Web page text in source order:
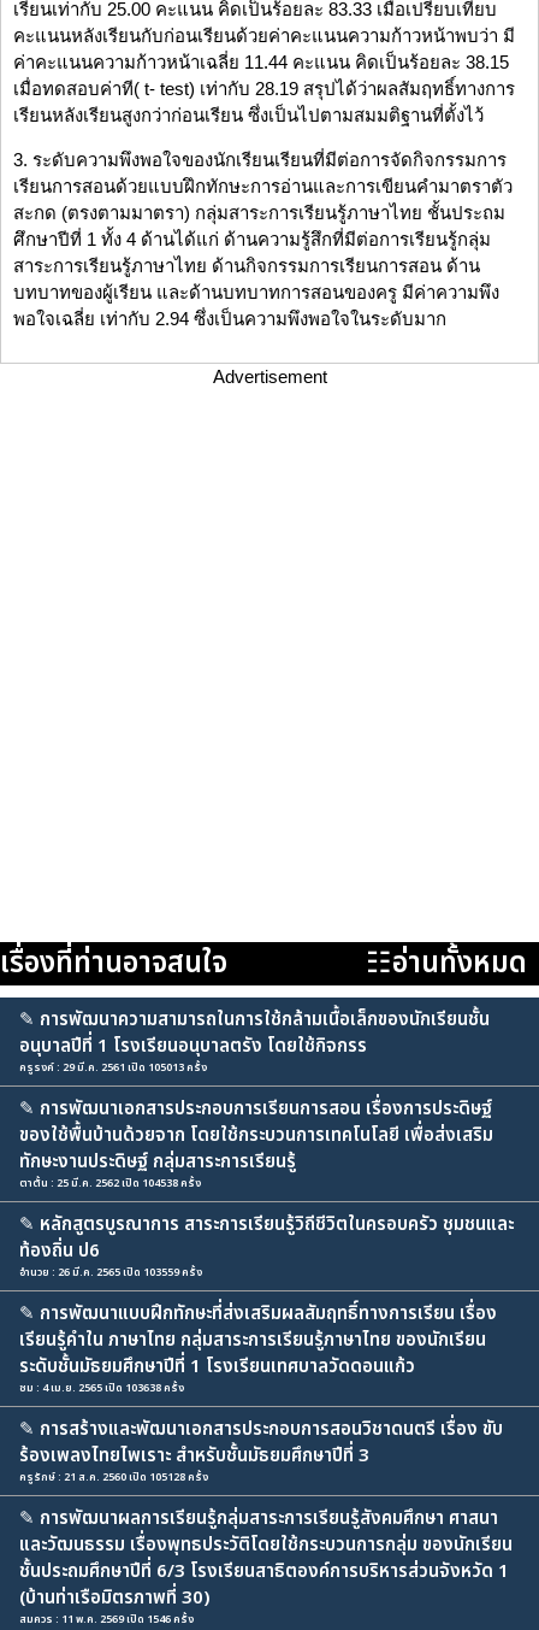
เรียนเท่ากับ 25.00 คะแนน คิดเป็นร้อยละ 83.33 เมื่อเปรียบเทียบ
คะแนนหลังเรียนกับก่อนเรียนด้วยค่าคะแนนความก้าวหน้าพบว่า มี
ค่าคะแนนความก้าวหน้าเฉลี่ย 11.44 คะแนน คิดเป็นร้อยละ 38.15
เมื่อทดสอบค่าที( t- test) เท่ากับ 28.19 สรุปได้ว่าผลสัมฤทธิ์ทางการ
เรียนหลังเรียนสูงกว่าก่อนเรียน ซึ่งเป็นไปตามสมมติฐานที่ตั้งไว้
3. ระดับความพึงพอใจของนักเรียนเรียนที่มีต่อการจัดกิจกรรมการ
เรียนการสอนด้วยแบบฝึกทักษะการอ่านและการเขียนคำมาตราตัว
สะกด (ตรงตามมาตรา) กลุ่มสาระการเรียนรู้ภาษาไทย ชั้นประถม
ศึกษาปีที่ 1 ทั้ง 4 ด้านได้แก่ ด้านความรู้สึกที่มีต่อการเรียนรู้กลุ่ม
สาระการเรียนรู้ภาษาไทย ด้านกิจกรรมการเรียนการสอน ด้าน
บทบาทของผู้เรียน และด้านบทบาทการสอนของครู มีค่าความพึง
พอใจเฉลี่ย เท่ากับ 2.94 ซึ่งเป็นความพึงพอใจในระดับมาก
Advertisement
เรื่องที่ท่านอาจสนใจ ☷อ่านทั้งหมด
✎ การพัฒนาความสามารถในการใช้กล้ามเนื้อเล็กของนักเรียนชั้น
อนุบาลปีที่ 1 โรงเรียนอนุบาลตรัง โดยใช้กิจกรร
ครูรงค์ : 29 มี.ค. 2561 เปิด 105013 ครั้ง
✎ การพัฒนาเอกสารประกอบการเรียนการสอน เรื่องการประดิษฐ์
ของใช้พื้นบ้านด้วยจาก โดยใช้กระบวนการเทคโนโลยี เพื่อส่งเสริม
ทักษะงานประดิษฐ์ กลุ่มสาระการเรียนรู้
ตาตั้น : 25 มี.ค. 2562 เปิด 104538 ครั้ง
✎ หลักสูตรบูรณาการ สาระการเรียนรู้วิถีชีวิตในครอบครัว ชุมชนและ
ท้องถิ่น ป6
อำนวย : 26 มี.ค. 2565 เปิด 103559 ครั้ง
✎ การพัฒนาแบบฝึกทักษะที่ส่งเสริมผลสัมฤทธิ์ทางการเรียน เรื่อง
เรียนรู้คำใน ภาษาไทย กลุ่มสาระการเรียนรู้ภาษาไทย ของนักเรียน
ระดับชั้นมัธยมศึกษาปีที่ 1 โรงเรียนเทศบาลวัดดอนแก้ว
ชม : 4 เม.ย. 2565 เปิด 103638 ครั้ง
✎ การสร้างและพัฒนาเอกสารประกอบการสอนวิชาดนตรี เรื่อง ขับ
ร้องเพลงไทยไพเราะ สำหรับชั้นมัธยมศึกษาปีที่ 3
ครูรักษ์ : 21 ส.ค. 2560 เปิด 105128 ครั้ง
✎ การพัฒนาผลการเรียนรู้กลุ่มสาระการเรียนรู้สังคมศึกษา ศาสนา
และวัฒนธรรม เรื่องพุทธประวัติโดยใช้กระบวนการกลุ่ม ของนักเรียน
ชั้นประถมศึกษาปีที่ 6/3 โรงเรียนสาธิตองค์การบริหารส่วนจังหวัด 1
(บ้านท่าเรือมิตรภาพที่ 30)
สมควร : 11 พ.ค. 2569 เปิด 1546 ครั้ง